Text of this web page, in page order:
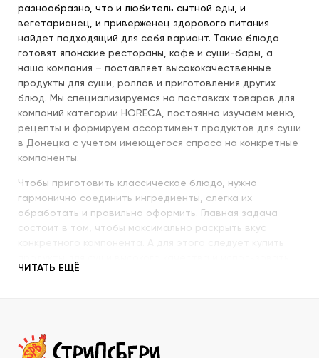
разнообразно, что и любитель сытной еды, и
вегетарианец, и приверженец здорового питания
найдет подходящий для себя вариант. Такие блюда
готовят японские рестораны, кафе и суши-бары, а
наша компания – поставляет высококачественные
продукты для суши, роллов и приготовления других
блюд. Мы специализируемся на поставках товаров для
компаний категории HORECA, постоянно изучаем меню,
рецепты и формируем ассортимент продуктов для суши
в Донецка с учетом имеющегося спроса на конкретные
компоненты.
Чтобы приготовить классическое блюдо, нужно
гармонично соединить ингредиенты, слегка их
обработать и правильно оформить. Главная задача
состоит в том, чтобы максимально раскрыть вкус
их со знанием всех секретов.
происхождение и свежесть каждого продукта, условия
ЧИТАТЬ ЕЩЁ